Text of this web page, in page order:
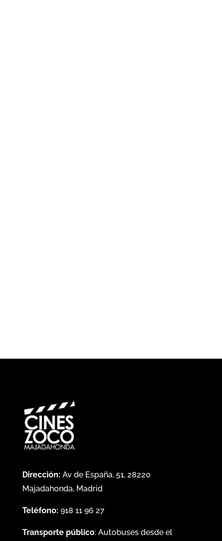
Dirección: Av de España, 51, 28220
Majadahonda, Madrid
Teléfono: 918 11 96 27
Transporte público: Autobuses desde el